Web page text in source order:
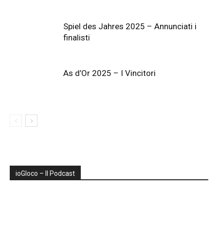
Spiel des Jahres 2025 – Annunciati i
finalisti
As d’Or 2025 – I Vincitori
ioGIoco – Il Podcast